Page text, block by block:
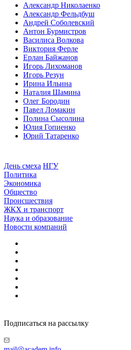
Александр Николаенко
Александр Фельдбуш
Андрей Соболевский
Антон Бурмистров
Василиса Волкова
Виктория Ферле
Ерлан Байжанов
Игорь Лихоманов
Игорь Резун
Ирина Ильина
Наталия Шамина
Олег Бородин
Павел Ломакин
Полина Сысолина
Юлия Гопиенко
Юрий Татаренко
День смеха НГУ
Политика
Экономика
Общество
Происшествия
ЖКХ и транспорт
Наука и образование
Новости компаний
Подписаться на рассылку